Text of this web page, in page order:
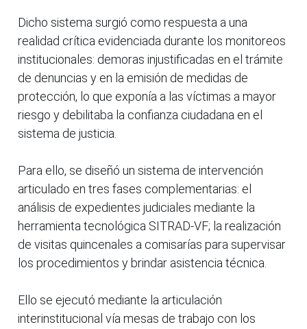
Dicho sistema surgió como respuesta a una
realidad crítica evidenciada durante los monitoreos
institucionales: demoras injustificadas en el trámite
de denuncias y en la emisión de medidas de
protección, lo que exponía a las víctimas a mayor
riesgo y debilitaba la confianza ciudadana en el
sistema de justicia.
Para ello, se diseñó un sistema de intervención
articulado en tres fases complementarias: el
análisis de expedientes judiciales mediante la
herramienta tecnológica SITRAD-VF; la realización
de visitas quincenales a comisarías para supervisar
los procedimientos y brindar asistencia técnica.
Ello se ejecutó mediante la articulación
interinstitucional vía mesas de trabajo con los